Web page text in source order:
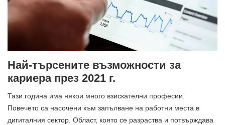
Най-търсените възможности за
кариера през 2021 г.
Тази година има някои много взискателни професии.
Повечето са насочени към запълване на работни места в
дигиталния сектор. Област, която се разраства и потвърждава